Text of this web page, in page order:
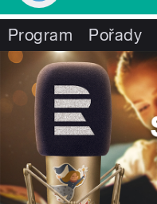
Program Pořady